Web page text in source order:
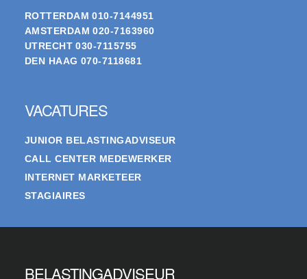
ROTTERDAM 010-7144951
AMSTERDAM 020-7163960
UTRECHT 030-7115755
DEN HAAG 070-7118681
VACATURES
JUNIOR BELASTINGADVISEUR
CALL CENTER MEDEWERKER
INTERNET MARKETEER
STAGIAIRES
BELASTINGADVISEUR